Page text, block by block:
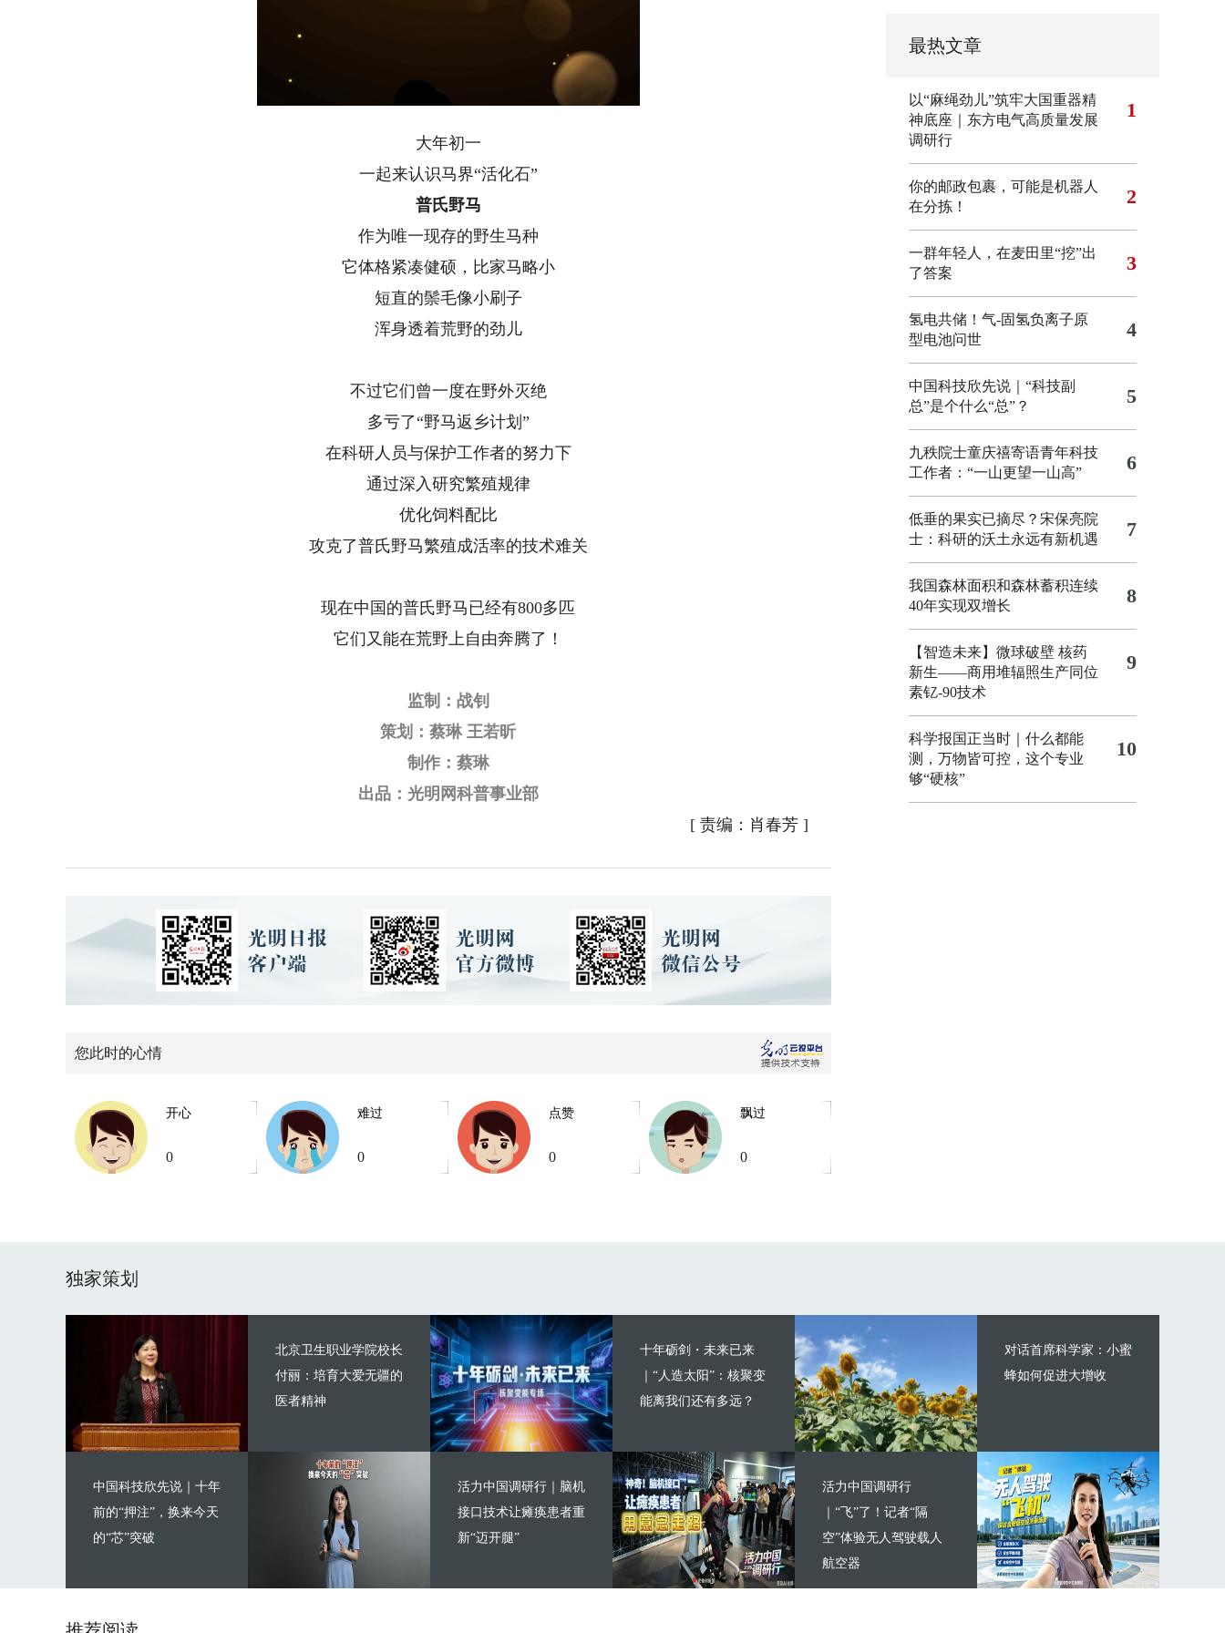
大年初一
一起来认识马界“活化石”
普氏野马
作为唯一现存的野生马种
它体格紧凑健硕，比家马略小
短直的鬃毛像小刷子
浑身透着荒野的劲儿
不过它们曾一度在野外灭绝
多亏了“野马返乡计划”
在科研人员与保护工作者的努力下
通过深入研究繁殖规律
优化饲料配比
攻克了普氏野马繁殖成活率的技术难关
现在中国的普氏野马已经有800多匹
它们又能在荒野上自由奔腾了！
监制：战钊
策划：蔡琳 王若昕
制作：蔡琳
出品：光明网科普事业部
[ 责编：肖春芳 ]
您此时的心情
开心
0
难过
0
点赞
0
飘过
0
最热文章
以“麻绳劲儿”筑牢大国重器精
神底座｜东方电气高质量发展
调研行
1
你的邮政包裹，可能是机器人
在分拣！
2
一群年轻人，在麦田里“挖”出
了答案
3
氢电共储！气-固氢负离子原
型电池问世
4
中国科技欣先说｜“科技副
总”是个什么“总”？
5
九秩院士童庆禧寄语青年科技
工作者：“一山更望一山高”
6
低垂的果实已摘尽？宋保亮院
士：科研的沃土永远有新机遇
7
我国森林面积和森林蓄积连续
40年实现双增长
8
【智造未来】微球破壁 核药
新生——商用堆辐照生产同位
素钇-90技术
9
科学报国正当时｜什么都能
测，万物皆可控，这个专业
够“硬核”
10
独家策划
北京卫生职业学院校长
付丽：培育大爱无疆的
医者精神
中国科技欣先说｜十年
前的“押注”，换来今天
的“芯”突破
十年砺剑・未来已来
｜“人造太阳”：核聚变
能离我们还有多远？
活力中国调研行｜脑机
接口技术让瘫痪患者重
新“迈开腿”
对话首席科学家：小蜜
蜂如何促进大增收
活力中国调研行
｜“飞”了！记者“隔
空”体验无人驾驶载人
航空器